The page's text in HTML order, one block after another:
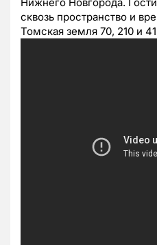
Нижнего Новгорода.
сквозь пространство и
Томская земля 70, 210 и